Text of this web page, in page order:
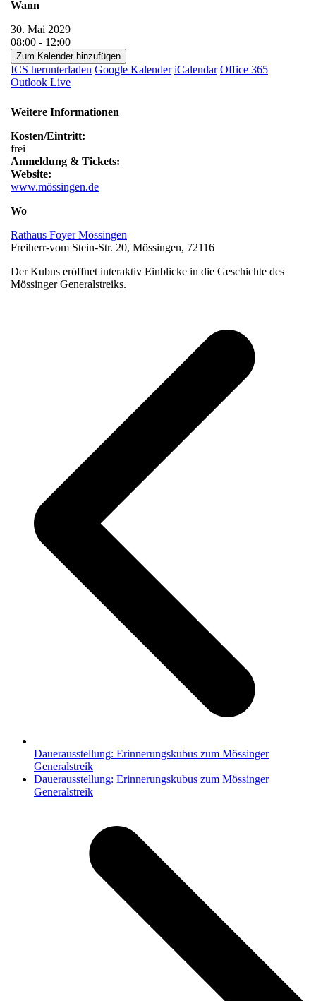
Wann
30. Mai 2029
08:00 - 12:00
Zum Kalender hinzufügen
ICS herunterladen Google Kalender iCalendar Office 365
Outlook Live
Weitere Informationen
Kosten/Eintritt:
frei
Anmeldung & Tickets:
Website:
www.mössingen.de
Wo
Rathaus Foyer Mössingen
Freiherr-vom Stein-Str. 20, Mössingen, 72116
Der Kubus eröffnet interaktiv Einblicke in die Geschichte des
Mössinger Generalstreiks.
Dauerausstellung: Erinnerungskubus zum Mössinger
Generalstreik
Nächster
Beitrag:
Dauerausstellung: Erinnerungskubus zum Mössinger
Generalstreik